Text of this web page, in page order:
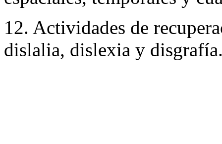
12. Actividades de
dislalia, dislexia y